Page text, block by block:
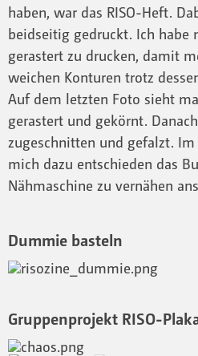
haben, war das RISO-Heft.
beidseitig gedruckt. Ich habe
gerastert zu drucken, damit
weichen Konturen trotz
Auf dem letzten Foto sieht
gerastert und gekörnt.
zugeschnitten und gefalzt. Im
mich dazu entschieden das
Nähmaschine zu vernähen
Dummie basteln
Gruppenprojekt RISO-